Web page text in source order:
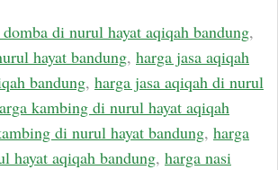
di nurul hayat aqiqah bandung,
hayat bandung, harga jasa aqiqah
bandung, harga jasa aqiqah di nurul
kambing di nurul hayat aqiqah
di nurul hayat bandung, harga
hayat aqiqah bandung, harga nasi